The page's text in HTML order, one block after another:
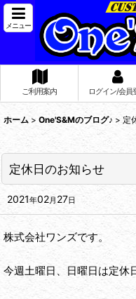
メニュー
ご利用案内 ログイン/会員
ホーム > One'S&Mのブログ♪ > 定
定休日のお知らせ
2021年02月 27日
株式会社ワンズです。
今週土曜日、日曜日は定休